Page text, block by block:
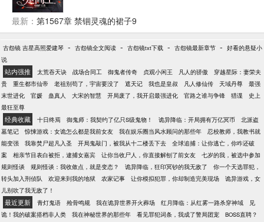
外的见到了不该见的东西，姥姥跟我说，我是天生的
阴阳眼，让我看见可怕的东西，不要声张，后来姥姥
最新： 第1567章 禁锢灵魂的裙子9
古怨镜 吉星高照爱建琴 - 古怨镜全文阅读 - 古怨镜txt下载 - 古怨镜最新章节 - 好看的悬疑小
说
站内强推 太荒吞天诀 战场合同工 御鬼者传奇 贞观小闲王 凡人的骄傲
穿越星际：妻荣夫
贵
重生都市仙帝 老祖别苟了，宇宙要没了 遮天记 我也是皇叔 凡人修仙传 天域丹尊
最强
末世进化
官媛 蛊真人 大宋的智慧 开局废了，我开启最强进化 官路之谁与争锋 猎谍
史上
最狂至尊
经典收藏 十日终焉 御鬼师：我契约了亿只S级鬼物！ 诡异降临：开局拥有万亿冥币
北派盗
墓笔记
惊悚游戏：女诡怎么都是我前女友 我在娱乐圈当风水顾问的那些年
忍校教师，我教书就
能变强
我靠焚尸超凡入圣 开局鬼敲门，被我从十二楼丢下去
全球追捕：让你逃亡，你咋还破
案
相亲节目表白被拒，逮捕女嘉宾 让你当收尸人，你直接解刨了前女友
七岁的我，被选中参加
规则怪谈
规则怪谈：我收敛点，就是变态？ 诡异降临，狂印冥钞的我无敌了
你一个天选罪犯，
转头加入刑侦队
欢迎来到我的地狱 农家记事 让你模拟犯罪，你却制造完美现场
诡异游戏，女
儿别吹了我无敌了！
最近更新 青灯鬼语 殓骨鸣规 我在诡异世界开火葬场 红月降临：从红雾一路杀穿神域
见
诡！我的破案搭档非人类
我在神秘世界的那些年 看见罪犯词条，我成了警局团宠
BOSS直聘？